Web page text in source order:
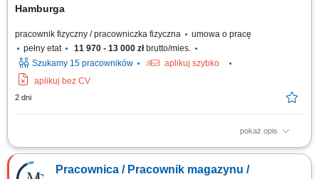
Hamburga
pracownik fizyczny / pracowniczka fizyczna
umowa o pracę
pełny etat
11 970 - 13 000 złbrutto/mies.
Szukamy 15 pracowników
aplikuj szybko
aplikuj bez CV
2 dni
pokaż opis
Zadania: Manualne zbieranie artykułów i tworzenie zestawów
wysyłkowych zgodnie z dokumentacją zamówienia. Kondycjonowanie
produktów, układanie ich w kartonach oraz przygotowywanie do
Pracownica / Pracownik magazynu /